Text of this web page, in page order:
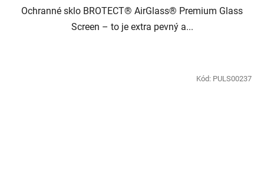
Ochranné sklo BROTECT® AirGlass® Premium Glass
Screen – to je extra pevný a...
Kód: PULS00237